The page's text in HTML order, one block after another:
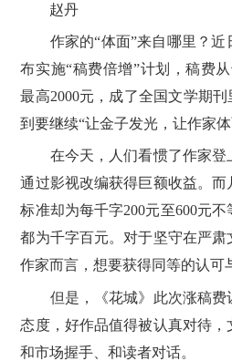
赵丹
作家的“体面”来自哪里？近
布实施“稿费倍增”计划，稿费
最高2000元，成了全国文学期
到要继续“让金子发光，让作家体
在今天，人们看惯了作家登
通过影视改编获得巨额收益。
标准却为每千字200元至600元
都为千字百元。对于坚守在严
作家而言，想要获得同等的认可
但是，《花城》此次涨稿费
态度，好作品值得被认真对待
和市场握手、和读者对话。